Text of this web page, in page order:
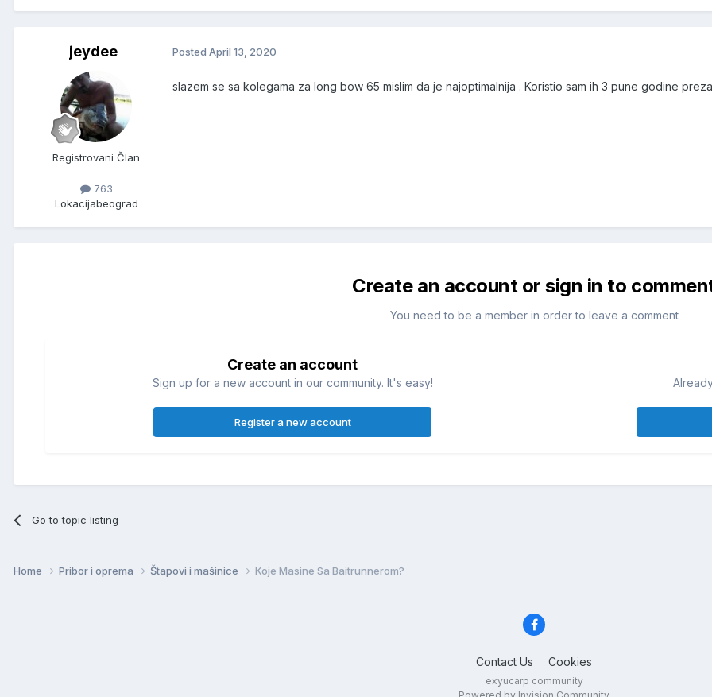
jeydee
Registrovani Član
763
Lokacijabeograd
Posted April 13, 2020
slazem se sa kolegama za long bow 65 mislim da je najoptimalnija . Koristio sam ih 3 pune godine
Create an account or sign in to
You need to be a member in order to leave a comment
Create an account
Sign up for a new account in our community. It's easy!
Register a new account
Go to topic listing
Home Pribor i oprema Štapovi i mašinice Koje Masine Sa Baitrunnerom?
Contact Us Cookies
exyucarp community